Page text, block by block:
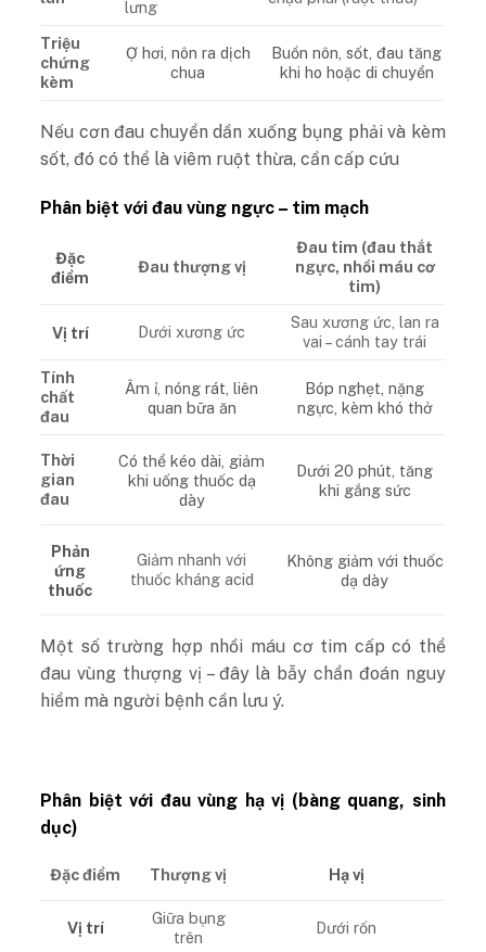
lưng
Triệu
chứng
kèm
Ợ hơi, nôn ra dịch
chua
Buồn nôn, sốt, đau tăng
khi ho hoặc di chuyển
Nếu cơn đau chuyển dần xuống bụng phải và kèm
sốt, đó có thể là viêm ruột thừa, cần cấp cứu
Phân biệt với đau vùng ngực – tim mạch
Đặc
điểm
Đau thượng vị
Đau tim (đau thắt
ngực, nhồi máu cơ
tim)
Vị trí Dưới xương ức
Sau xương ức, lan ra
vai – cánh tay trái
Tính
chất
đau
Âm ỉ, nóng rát, liên
quan bữa ăn
Bóp nghẹt, nặng
ngực, kèm khó thở
Thời
gian
đau
Có thể kéo dài, giảm
khi uống thuốc dạ
dày
Dưới 20 phút, tăng
khi gắng sức
Phản
ứng
thuốc
Giảm nhanh với
thuốc kháng acid
Không giảm với thuốc
dạ dày
Một số trường hợp nhồi máu cơ tim cấp có thể
đau vùng thượng vị – đây là bẫy chẩn đoán nguy
hiểm mà người bệnh cần lưu ý.
Phân biệt với đau vùng hạ vị (bàng quang, sinh
dục)
Đặc điểm Thượng vị Hạ vị
Vị trí
Giữa bụng
trên
Dưới rốn